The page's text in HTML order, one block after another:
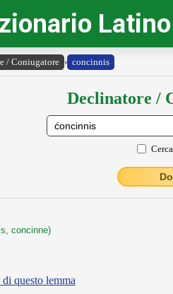
Latino
/ Coniugatore › concinnis
Declinatore /
concinne)
questo lemma